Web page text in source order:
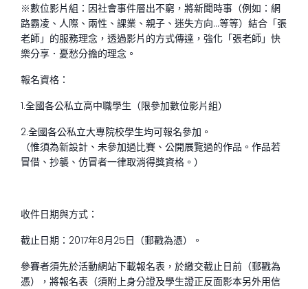
※數位影片組：因社會事件層出不窮，將新聞時事（例如：網
路霸凌、人際、兩性、課業、親子、迷失方向…等等）結合「張
老師」的服務理念，透過影片的方式傳達，強化「張老師」快
樂分享．憂愁分擔的理念。
報名資格：
1.全國各公私立高中職學生（限參加數位影片組）
2.全國各公私立大專院校學生均可報名參加。
（惟須為新設計、未參加過比賽、公開展覽過的作品。作品若
冒借、抄襲、仿冒者一律取消得獎資格。）
收件日期與方式：
截止日期：2017年8月25日（郵戳為憑）。
參賽者須先於活動網站下載報名表，於繳交截止日前（郵戳為
憑），將報名表（須附上身分證及學生證正反面影本另外用信